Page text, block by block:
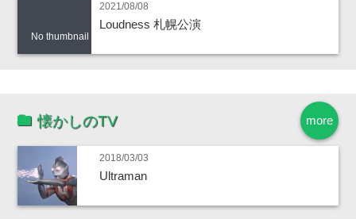
No thumbnail
2021/08/08
Loudness 札幌公演
more
懐かしのTV
2018/03/03
Ultraman